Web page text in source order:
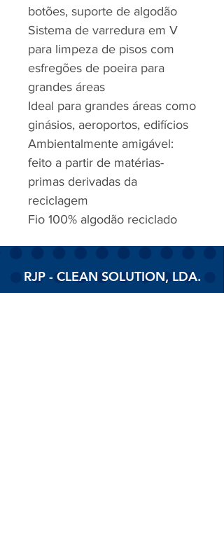
botões, suporte de algodão
Sistema de varredura em V
para limpeza de pisos com
esfregões de poeira para
grandes áreas
Ideal para grandes áreas como
ginásios, aeroportos, edifícios
Ambientalmente amigável:
feito a partir de matérias-
primas derivadas da
reciclagem
Fio 100% algodão reciclado
RJP - CLEAN SOLUTION, LDA.